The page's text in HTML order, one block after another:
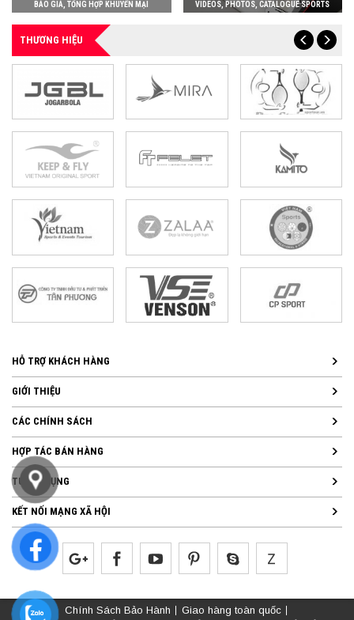
BÁO GIÁ, TỔNG HỢP KHUYẾN MẠI VIDEOS, PHOTOS, CATALOGUE SPORTS
THƯƠNG HIỆU
HỖ TRỢ KHÁCH HÀNG
GIỚI THIỆU
CÁC CHÍNH SÁCH
HỢP TÁC BÁN HÀNG
TUYỂN DỤNG
KẾT NỐI MẠNG XÃ HỘI
Chính Sách Bảo Hành
Giao hàng toàn quốc